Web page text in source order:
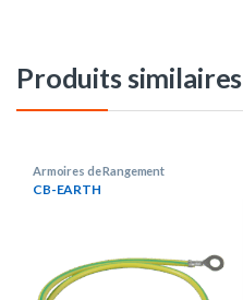
Produits similaires
Armoires de Rangement
CB-EARTH